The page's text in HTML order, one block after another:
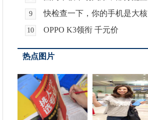
9 快检查一下，你的手机是大核
10 OPPO K3领衔 千元价
热点图片